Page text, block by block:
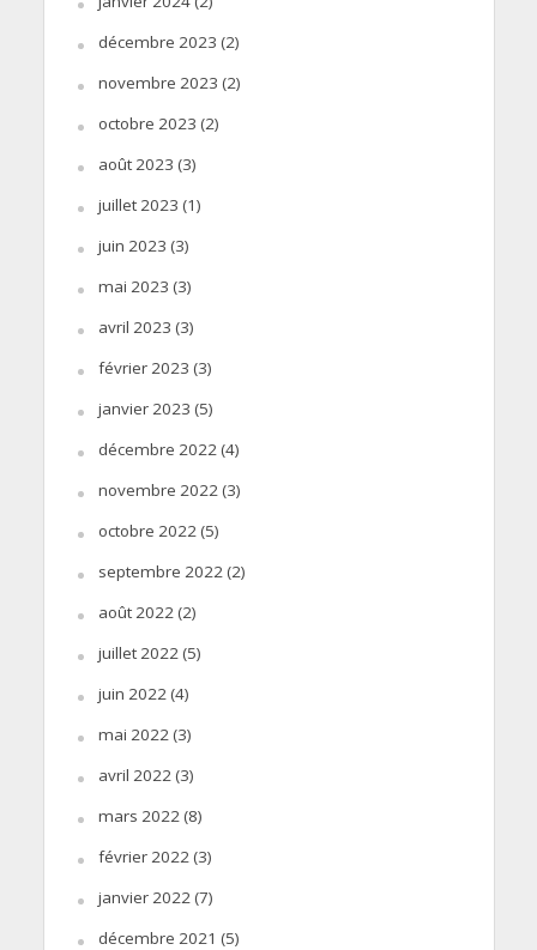
décembre 2023 (2)
novembre 2023 (2)
octobre 2023 (2)
août 2023 (3)
juillet 2023 (1)
juin 2023 (3)
mai 2023 (3)
avril 2023 (3)
février 2023 (3)
janvier 2023 (5)
décembre 2022(4)
novembre 2022(3)
octobre 2022(5)
septembre 2022(2)
août 2022(2)
juillet 2022(5)
juin 2022(4)
mai 2022(3)
avril 2022(3)
mars 2022(8)
février 2022(3)
janvier 2022(7)
décembre 2021 (5)